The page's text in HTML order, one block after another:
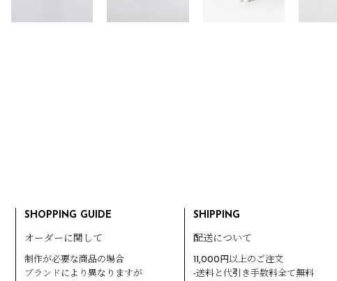
SHOPPING GUIDE
オーダーに関して
制作が必要な商品の場合
ブランドにより異なりますが
SHIPPING
配送について
11,000円以上のご注文
-送料と代引き手数料全て無料